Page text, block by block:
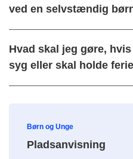
ved en selvstændig
Hvad skal jeg gøre,
syg eller skal holde
Børn og Unge
Pladsanvisning